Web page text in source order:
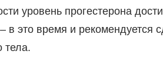
уровень прогестерона
это время и рекомендуется
тела.